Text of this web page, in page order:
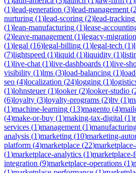
(1)lead-generation (3)lead-management (2
nurturing (1)lead-scoring (2)lead-tracking
(1)lean-manufacturing (1)lease-
(2)leave-management (1)legacy-migration
(1)legal (16)legal-billing (1)legal-tech (1)
(7)lightspeed (1)liquid (1)liquidity (1)
(1)live-chat (1)live-dashboards (1)live-
visibility (1)lms (3)load-balancing (1)
seo (4)localization (24)logging (1)
(1)lohnsteuer(1)looker(2)looker-studio (
(6)loyalty (3)loyalty-programs (2)ltv (1)
(1)machine-learning (13)magento (4)
(4)make-or-buy (1)making-tax-digital (1)
services (1)management (1)
analysis (1)marketing (10)marketing-
platform (4)marketplace (22)
(1)marketplace-analytics (1)marketplace-
integration (9)marketplace-operations (1)